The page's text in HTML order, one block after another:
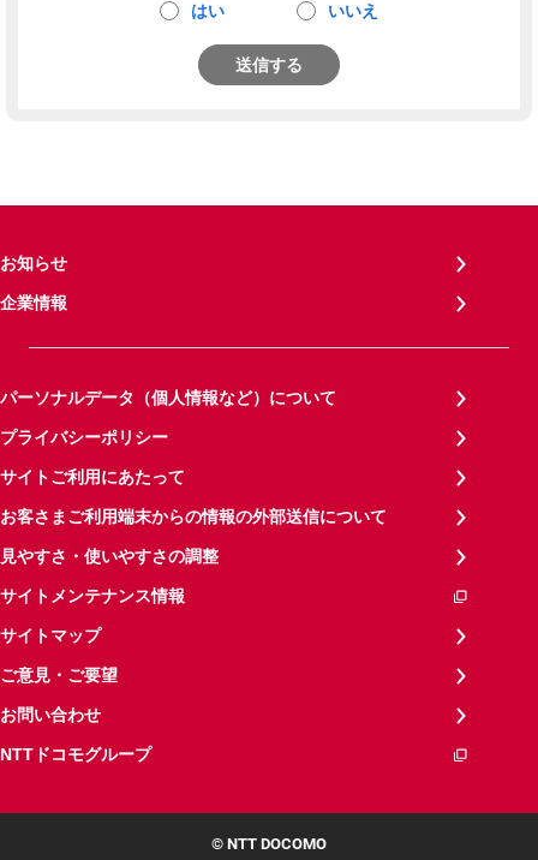
はい いいえ
送信する
お知らせ
企業情報
パーソナルデータ（個人情報など）について
プライバシーポリシー
サイトご利用にあたって
お客さまご利用端末からの情報の外部送信について
見やすさ・使いやすさの調整
サイトメンテナンス情報
サイトマップ
ご意見・ご要望
お問い合わせ
NTTドコモグループ
© NTT DOCOMO